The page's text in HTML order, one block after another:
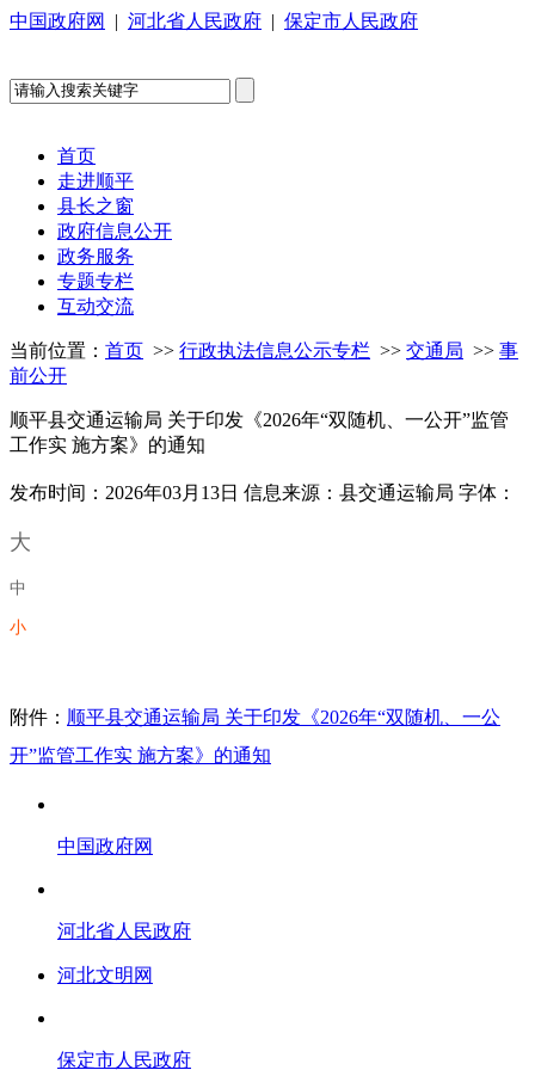
中国政府网 | 河北省人民政府 | 保定市人民政府
首页
走进顺平
县长之窗
政府信息公开
政务服务
专题专栏
互动交流
当前位置： 首页 >> 行政执法信息公示专栏 >> 交通局 >> 事
前公开
顺平县交通运输局 关于印发《2026年“双随机、一公开”监管
工作实 施方案》的通知
发布时间：2026年03月13日 信息来源：县交通运输局 字体：
大
中
小
附件： 顺平县交通运输局 关于印发《2026年“双随机、一公
开”监管工作实 施方案》的通知
中国政府网
河北省人民政府
河北文明网
保定市人民政府